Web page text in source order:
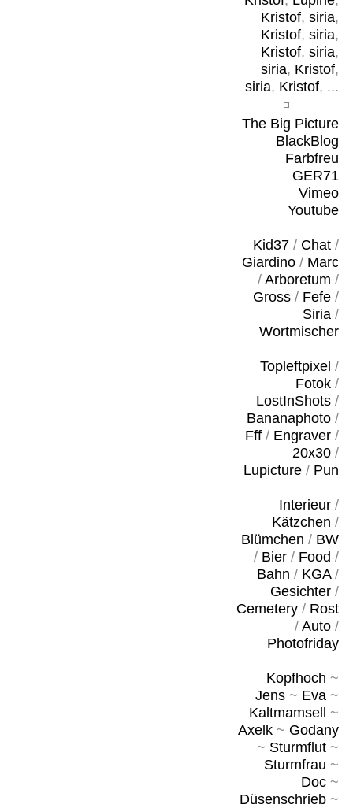
Kristof, siria,
Kristof, siria,
Kristof, siria,
siria, Kristof,
siria, Kristof, ...
The Big Picture
BlackBlog
Farbfreu
GER71
Vimeo
Youtube
Kid37/ Chat/
Giardino/ Marc
/ Arboretum /
Gross/ Fefe/
Siria/
Wortmischer
Topleftpixel /
Fotok/
LostInShots/
Bananaphoto/
Fff/ Engraver/
20x30/
Lupicture/ Pun
Interieur/
Kätzchen /
Blümchen / BW
/ Bier/ Food /
Bahn / KGA/
Gesichter/
Cemetery/ Rost
/ Auto/
Photofriday
Kopfhoch ~
Jens~ Eva~
Kaltmamsell
~
Axelk~ Godany
~ Sturmflut~
Sturmfrau ~
Doc~
Düsenschrieb~